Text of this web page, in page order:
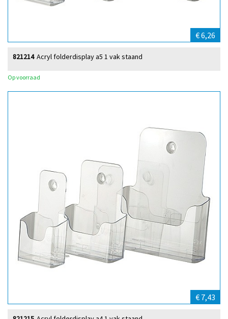
€ 6,26
Acryl folderdisplay a5 1 vak staand
821214
Op voorraad
€ 7,43